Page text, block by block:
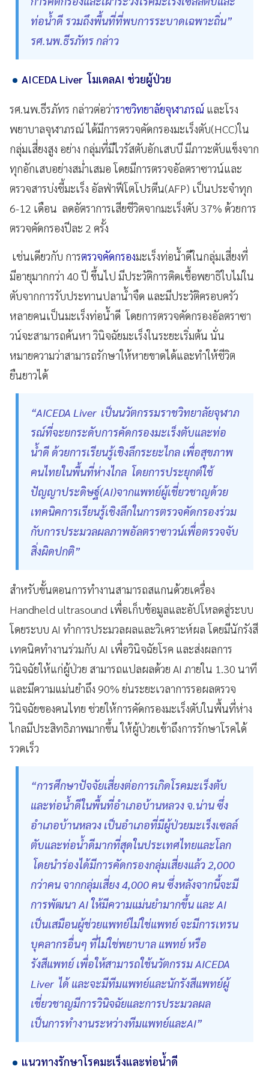
ท่อน้ำดี รวมถึงพื้นที่ที่พบการระบาดเฉพาะถิ่น”
รศ.นพ.ธีรภัทร กล่าว
AICEDA Liver โมเดลAI ช่วยผู้ป่วย
รศ.นพ.ธีรภัทร กล่าวต่อว่าราชวิทยาลัยจุฬาภรณ์ และโรง
พยาบาลจุฬาภรณ์ ได้มีการตรวจคัดกรองมะเร็งตับ(HCC)ใน
กลุ่มเสี่ยงสูง อย่าง กลุ่มที่มีไวรัสตับอักเสบบี มีภาวะตับแข็งจาก
ทุกอักเสบอย่างสม่ำเสมอ โดยมีการตรวจอัลตราซาวน์และ
ตรวจสารบ่งชี้มะเร็ง อัลฟ่าฟีโตโปรตีน(AFP) เป็นประจำทุก
6-12 เดือน ลดอัตราการเสียชีวิตจากมะเร็งตับ 37% ด้วยการ
ตรวจคัดกรองปีละ 2 ครั้ง
เช่นเดียวกับ การตรวจคัดกรองมะเร็งท่อน้ำดีในกลุ่มเสี่ยงที่
มีอายุมากกว่า 40 ปี ขึ้นไป มีประวัติการติดเชื้อพยาธิใบไม่ใน
ตับจากการรับประทานปลาน้ำจืด และมีประวัติครอบครัว
หลายคนเป็นมะเร็งท่อน้ำดี โดยการตรวจคัดกรองอัลตราซา
วน์จะสามารถค้นหา วินิจฉัยมะเร็งในระยะเริ่มต้น นั่น
หมายความว่าสามารถรักษาให้หายขาดได้และทำให้ชีวิต
ยืนยาวได้
“AICEDA Liver เป็นนวัตกรรมราชวิทยาลัยจุฬาภ
รณ์ที่จะยกระดับการคัดกรองมะเร็งตับและท่อ
น้ำดี ด้วยการเรียนรู้เชิงลึกระยะไกล เพื่อสุขภาพ
คนไทยในพื้นที่ห่างไกล โดยการประยุกต์ใช้
ปัญญาประดิษฐ์(AI)จากแพทย์ผู้เชี่ยวชาญด้วย
เทคนิคการเรียนรู้เชิงลึกในการตรวจคัดกรองร่วม
กับการประมวลผลภาพอัลตราซาวน์เพื่อตรวจจับ
สิ่งผิดปกติ”
สำหรับขั้นตอนการทำงานสามารถสแกนด้วยเครื่อง
Handheld ultrasound เพื่อเก็บข้อมูลและอัปโหลดสู่ระบบ
โดยระบบ AI ทำการประมวลผลและวิเคราะห์ผล โดยมีนักรังสี
เทคนิคทำงานร่วมกับ AI เพื่อวินิจฉัยโรค และส่งผลการ
วินิจฉัยให้แก่ผู้ป่วย สามารถแปลผลด้วย AI ภายใน 1.30 นาที
และมีความแม่นยำถึง 90% ย่นระยะเวลาการรอผลตรวจ
วินิจฉัยของคนไทย ช่วยให้การคัดกรองมะเร็งตับในพื้นที่ห่าง
ไกลมีประสิทธิภาพมากขึ้น ให้ผู้ป่วยเข้าถึงการรักษาโรคได้
รวดเร็ว
“การศึกษาปัจจัยเสี่ยงต่อการเกิดโรคมะเร็งตับ
และท่อน้ำดีในพื้นที่อำเภอบ้านหลวง จ.น่าน ซึ่ง
อำเภอบ้านหลวง เป็นอำเภอที่มีผู้ป่วยมะเร็งเซลล์
ตับและท่อน้ำดีมากที่สุดในประเทศไทยและโลก
โดยนำร่องได้มีการคัดกรองกลุ่มเสี่ยงแล้ว 2,000
กว่าคน จากกลุ่มเสี่ยง 4,000 คน ซึ่งหลังจากนี้จะมี
การพัฒนา AI ให้มีความแม่นยำมากขึ้น และ AI
เป็นเสมือนผู้ช่วยแพทย์ไม่ใช่แพทย์ จะมีการเทรน
บุคลากรอื่นๆ ที่ไม่ใช่พยาบาล แพทย์ หรือ
รังสีแพทย์ เพื่อให้สามารถใช้นวัตกรรม AICEDA
Liver ได้ และจะมีทีมแพทย์และนักรังสีแพทย์ผู้
เชี่ยวชาญมีการวินิจฉัยและการประมวลผล
เป็นการทำงานระหว่างทีมแพทย์และAI”
แนวทางรักษาโรคมะเร็งและท่อน้ำดี